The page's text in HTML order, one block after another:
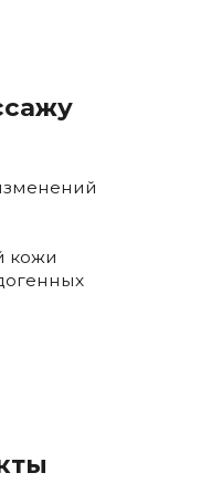
кожи